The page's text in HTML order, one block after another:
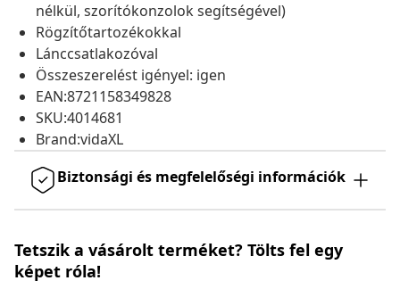
nélkül, szorítókonzolok segítségével)
Rögzítőtartozékokkal
Lánccsatlakozóval
Összeszerelést igényel: igen
EAN:8721158349828
SKU:4014681
Brand:vidaXL
Biztonsági és megfelelőségi információk
Tetszik a vásárolt terméket? Tölts fel egy
képet róla!